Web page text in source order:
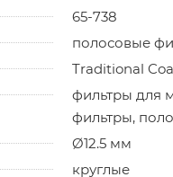
65-738
полосовые
Traditional
фильтры для
фильтры,
Ø12.5 мм
круглые